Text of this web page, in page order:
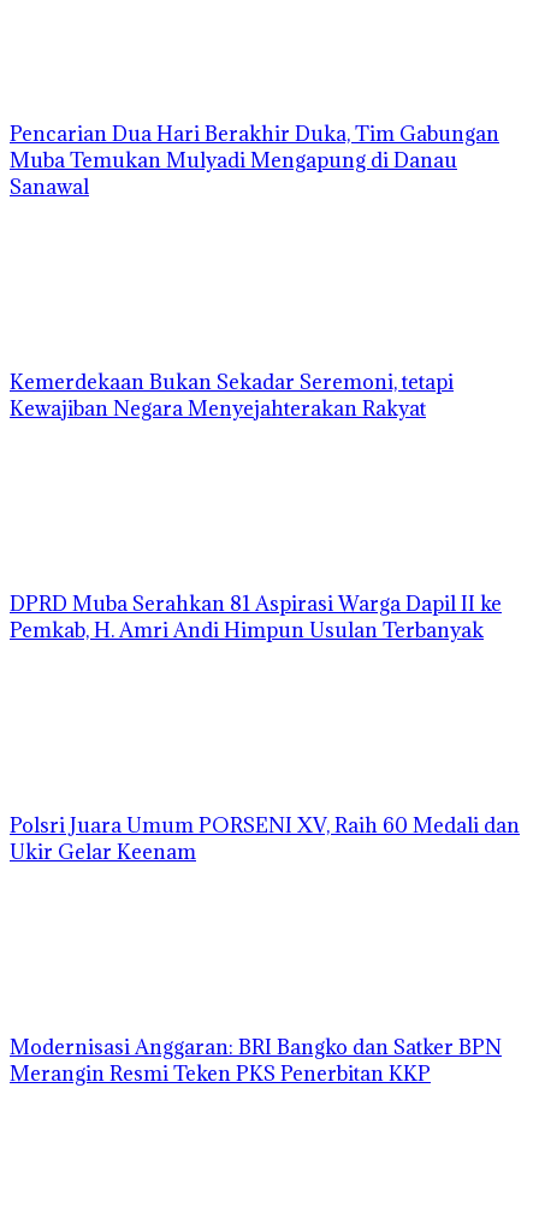
Pencarian Dua Hari Berakhir Duka, Tim Gabungan
Muba Temukan Mulyadi Mengapung di Danau
Sanawal
Kemerdekaan Bukan Sekadar Seremoni, tetapi
Kewajiban Negara Menyejahterakan Rakyat
DPRD Muba Serahkan 81 Aspirasi Warga Dapil II ke
Pemkab, H. Amri Andi Himpun Usulan Terbanyak
Polsri Juara Umum PORSENI XV, Raih 60 Medali dan
Ukir Gelar Keenam
Modernisasi Anggaran: BRI Bangko dan Satker BPN
Merangin Resmi Teken PKS Penerbitan KKP